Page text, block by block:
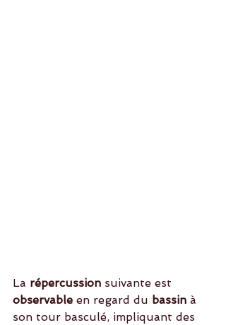
La répercussion suivante est
observable en regard du bassin à
son tour basculé, impliquant des